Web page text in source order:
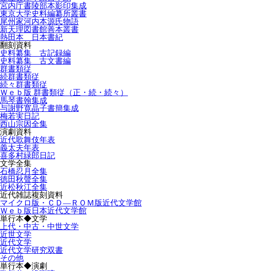
宮内庁書陵部本影印集成
東京大学史料編纂所叢書
尾州家河内本源氏物語
新天理図書館善本叢書
熱田本 日本書紀
翻刻資料
史料纂集 古記録編
史料纂集 古文書編
群書類従
続群書類従
続々群書類従
Ｗｅｂ版 群書類従（正・続・続々）
馬琴書翰集成
与謝野寛晶子書簡集成
梅若実日記
西山宗因全集
演劇資料
近代歌舞伎年表
義太夫年表
喜多村緑郎日記
文学全集
石橋忍月全集
徳田秋聲全集
近松秋江全集
近代雑誌複刻資料
マイクロ版・ＣＤ―ＲＯＭ版近代文学館
Ｗｅｂ版日本近代文学館
単行本◆文学
上代・中古・中世文学
近世文学
近代文学
近代文学研究双書
その他
単行本◆演劇